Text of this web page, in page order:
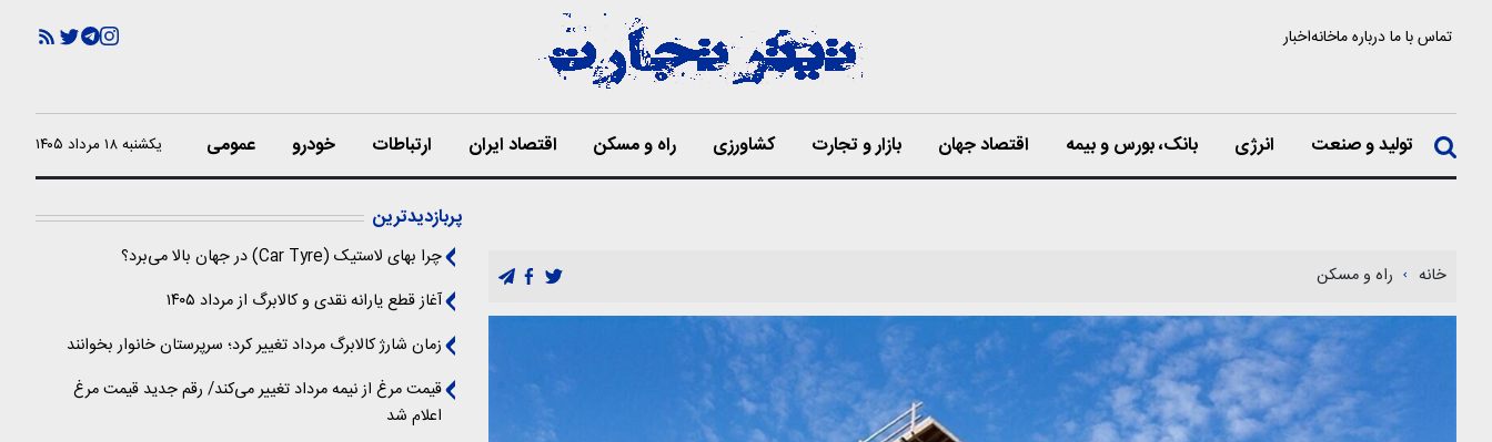
تماس با مادرباره ماخانهاخبار
تولید و صنعت انرژی بانک، بورس و بیمه اقتصاد جهان بازار و تجارت کشاورزی راه و مسکن اقتصاد ایران ارتباطات خودرو عمومی یکشنبه ۱۸ مرداد ۱۴۰۵
خانه راه و مسکن
پربازدیدترین
چرا بهای لاستیک (Car Tyre) در جهان بالا می‌برد؟
آغاز قطع یارانه نقدی و کالابرگ از مرداد ۱۴۰۵
زمان شارژ کالابرگ مرداد تغییر کرد؛ سرپرستان خانوار بخوانند
قیمت مرغ از نیمه مرداد تغییر می‌کند/ رقم جدید قیمت مرغ
اعلام شد